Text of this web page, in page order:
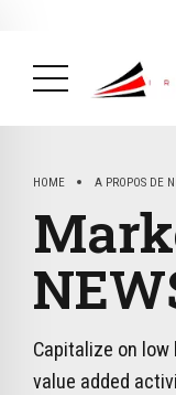
HOME A PROPOS DE
Capitalize on
value added